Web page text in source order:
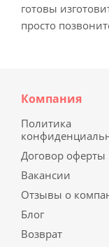
готовы
просто
Компания
Политика
Договор оферты
Вакансии
Отзывы о
Блог
Возврат